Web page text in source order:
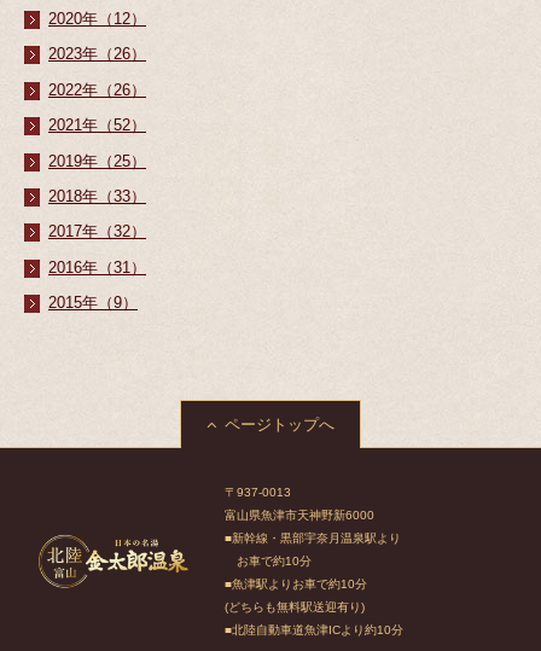
2020年（12）
2023年（26）
2022年（26）
2021年（52）
2019年（25）
2018年（33）
2017年（32）
2016年（31）
2015年（9）
ページトップへ
〒937-0013
富山県魚津市天神野新6000
■新幹線・黒部宇奈月温泉駅より
お車で約10分
■魚津駅よりお車で約10分
(どちらも無料駅送迎有り)
■北陸自動車道魚津ICより約10分